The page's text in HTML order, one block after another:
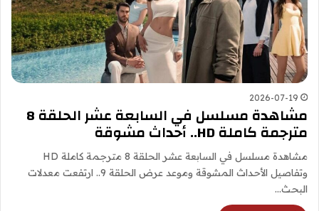
2026-07-19
مشاهدة مسلسل في السابعة عشر الحلقة 8
مترجمة كاملة HD.. أحداث مشوقة
مشاهدة مسلسل في السابعة عشر الحلقة 8 مترجمة كاملة HD
وتفاصيل الأحداث المشوقة وموعد عرض الحلقة 9.. ارتفعت معدلات
البحث…